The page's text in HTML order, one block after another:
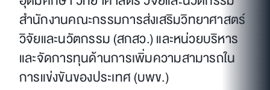
สำนักงานคณะกรรมการส่งเสริมวิทยาศาสตร์
วิจัยและนวัตกรรม (สกสว.) และหน่วยบริหาร
และจัดการทุนด้านการเพิ่มความสามารถใน
การแข่งขันของประเทศ (บพข.)